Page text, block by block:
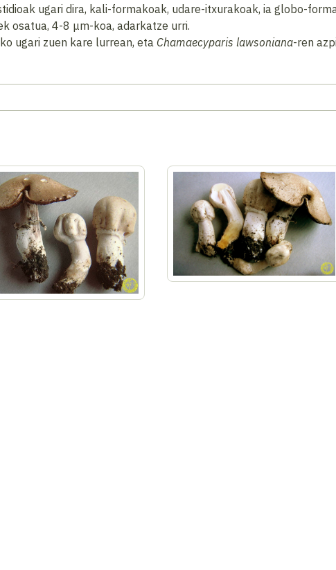
ugari dira, kali-formakoak, udare-itxurakoak, ia globo-
osatua, 4-8 μm-koa, adarkatze urri.
ugari zuen kare lurrean, eta Chamaecyparis lawsoniana-ren